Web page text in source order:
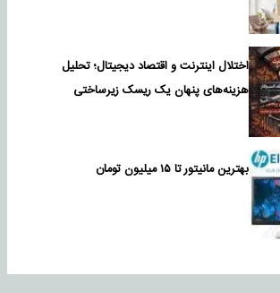
اختلال اینترنت و اقتصاد دیجیتال؛ تحلیل
هزینه‌های پنهان یک ریسک زیرساختی
بهترین مانیتور تا ۱۵ میلیون تومان